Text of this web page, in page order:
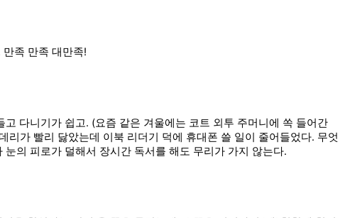
족 만족 대만족!
고 다니기가 쉽고. (요즘 같은 겨울에는 코트 외투 주머니에 쏙 들어간
리가 빨리 닳았는데 이북 리더기 덕에 휴대폰 쓸 일이 줄어들었다. 무엇
의 피로가 덜해서 장시간 독서를 해도 무리가 가지 않는다.